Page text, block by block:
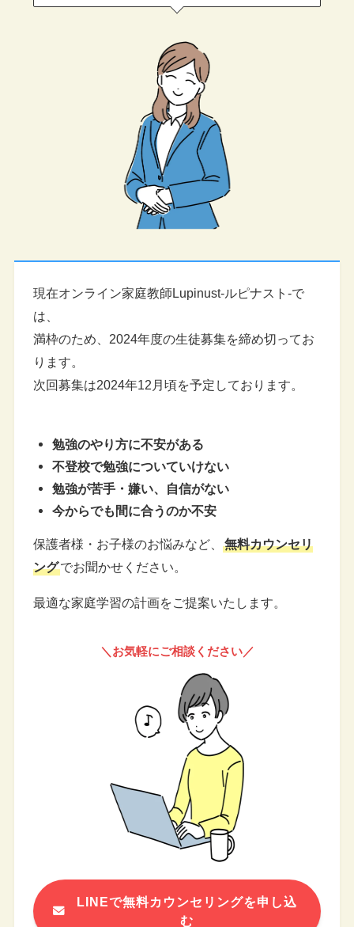
現在オンライン家庭教師Lupinust-ルピナスト-で
は、
満枠のため、2024年度の生徒募集を締め切ってお
ります。
次回募集は2024年12月頃を予定しております。
勉強のやり方に不安がある
不登校で勉強についていけない
勉強が苦手・嫌い、自信がない
今からでも間に合うのか不安
保護者様・お子様のお悩みなど、無料カウンセリ
ングでお聞かせください。
最適な家庭学習の計画をご提案いたします。
＼お気軽にご相談ください／
LINEで無料カウンセリングを申し込
む